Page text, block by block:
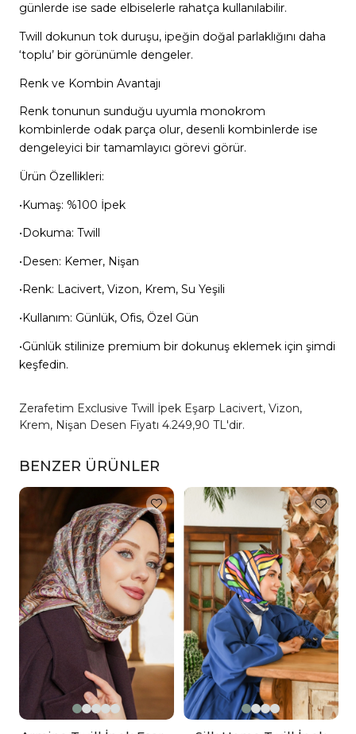
günlerde ise sade elbiselerle rahatça kullanılabilir.
Twill dokunun tok duruşu, ipeğin doğal parlaklığını daha
‘toplu’ bir görünümle dengeler.
Renk ve Kombin Avantajı
Renk tonunun sunduğu uyumla monokrom
kombinlerde odak parça olur, desenli kombinlerde ise
dengeleyici bir tamamlayıcı görevi görür.
Ürün Özellikleri:
•Kumaş: %100 İpek
•Dokuma: Twill
•Desen: Kemer, Nişan
•Renk: Lacivert, Vizon, Krem, Su Yeşili
•Kullanım: Günlük, Ofis, Özel Gün
•Günlük stilinize premium bir dokunuş eklemek için şimdi
keşfedin.
Zerafetim Exclusive Twill İpek Eşarp Lacivert, Vizon,
Krem, Nişan Desen Fiyatı 4.249,90 TL'dir.
BENZER ÜRÜNLER